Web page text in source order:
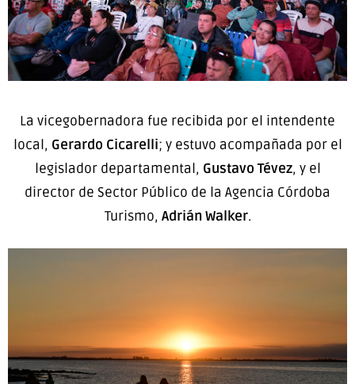
La vicegobernadora fue recibida por el intendente
local, Gerardo Cicarelli; y estuvo acompañada por el
legislador departamental, Gustavo Tévez, y el
director de Sector Público de la Agencia Córdoba
Turismo, Adrián Walker.